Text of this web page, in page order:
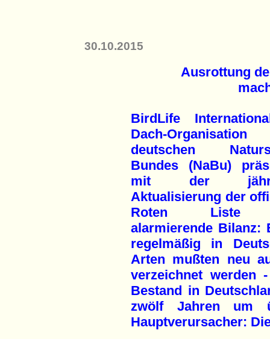
30.10.2015
Ausrottung
BirdLife
Dach-
deutschen
Bundes (NaBu)
mit der
Aktualisierung der
Roten Liste
alarmierende Bilanz:
regelmäßig in
Arten mußten neu
verzeichnet werden
Bestand in
zwölf Jahren um
Hauptverursacher: